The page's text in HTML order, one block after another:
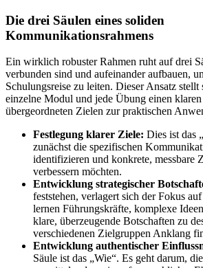
Die drei Säulen eines soliden
Kommunikationsrahmens
Ein wirklich robuster Rahmen ruht auf drei
verbunden sind und aufeinander aufbauen,
Schulungsreise zu leiten. Dieser Ansatz stellt
einzelne Modul und jede Übung einen
übergeordneten Zielen zur praktischen
Festlegung klarer Ziele: Dies ist das
zunächst die spezifischen
identifizieren und konkrete, messbare
verbessern möchten.
Entwicklung strategischer
feststehen, verlagert sich der Fokus
lernen Führungskräfte, komplexe
klare, überzeugende Botschaften zu
verschiedenen Zielgruppen Anklang
Entwicklung authentischer
Säule ist das „Wie“. Es geht darum,